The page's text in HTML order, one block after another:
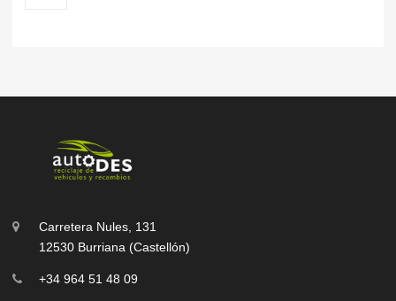
Carretera Nules, 131
12530 Burriana (Castellón)
+34 964 51 48 09